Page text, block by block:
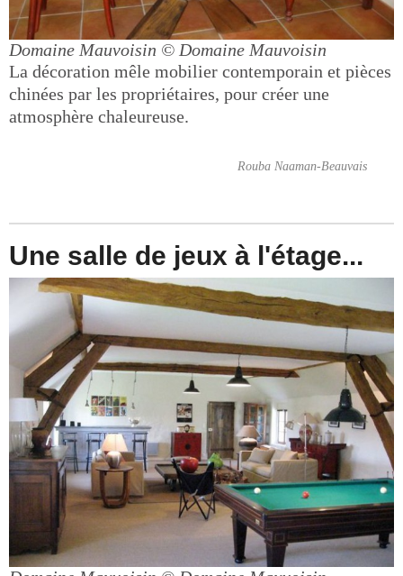
Domaine Mauvoisin © Domaine Mauvoisin
La décoration mêle mobilier contemporain et pièces
chinées par les propriétaires, pour créer une
atmosphère chaleureuse.
Rouba Naaman-Beauvais
Une salle de jeux à l'étage...